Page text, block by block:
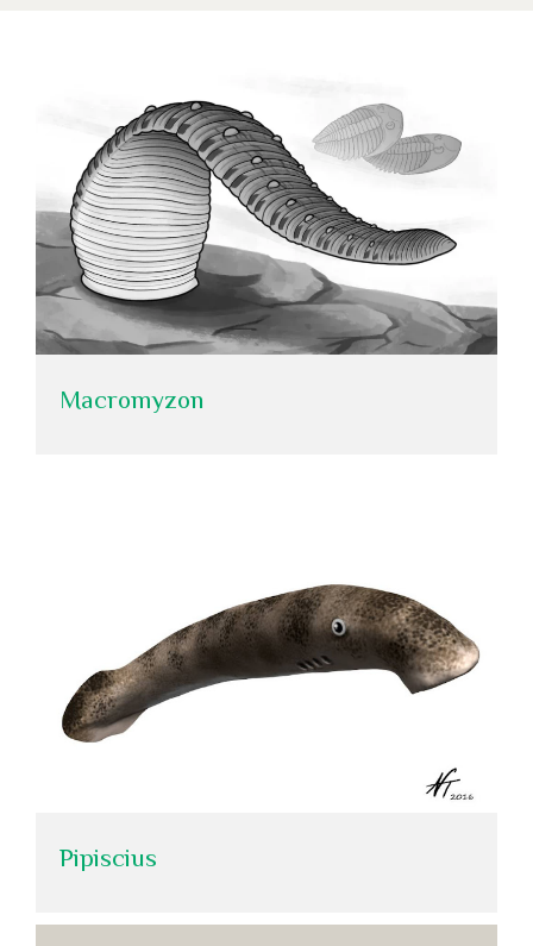
Macromyzon
Pipiscius